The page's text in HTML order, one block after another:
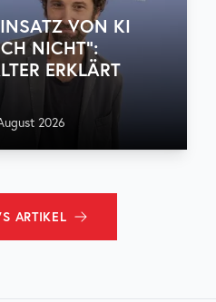
VON KI
NICHT“:
ERKLÄRT
2026
ARTIKEL